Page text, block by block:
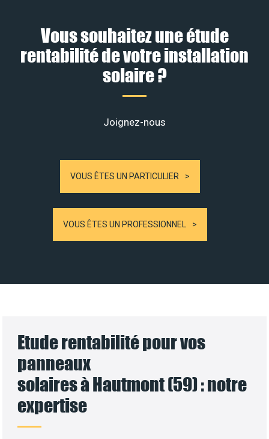
Vous souhaitez une étude
rentabilité de votre installation
solaire ?
Joignez-nous
VOUS ÊTES UN PARTICULIER
VOUS ÊTES UN PROFESSIONNEL
Etude rentabilité pour vos
panneaux
solaires à Hautmont (59) : notre
expertise